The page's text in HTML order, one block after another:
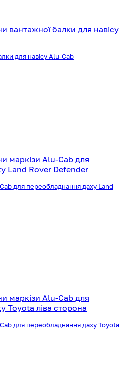
для навісу Alu-Cab
для переобладнання даху Land
для переобладнання даху Toyota